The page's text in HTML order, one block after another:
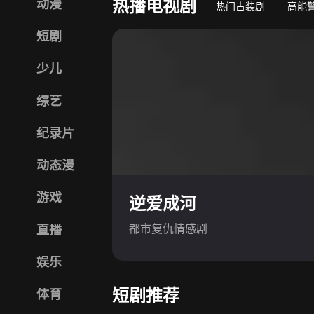
动漫
短剧
少儿
综艺
纪录片
动态漫
游戏
直播
娱乐
体育
热播电视剧 热门古装剧 高能
逆爱成河
都市复仇情感剧
短剧推荐